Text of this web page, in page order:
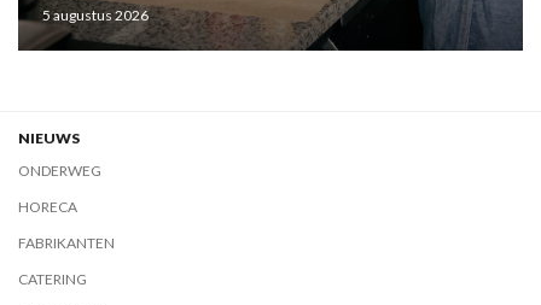
5 augustus 2026
NIEUWS
ONDERWEG
HORECA
FABRIKANTEN
CATERING